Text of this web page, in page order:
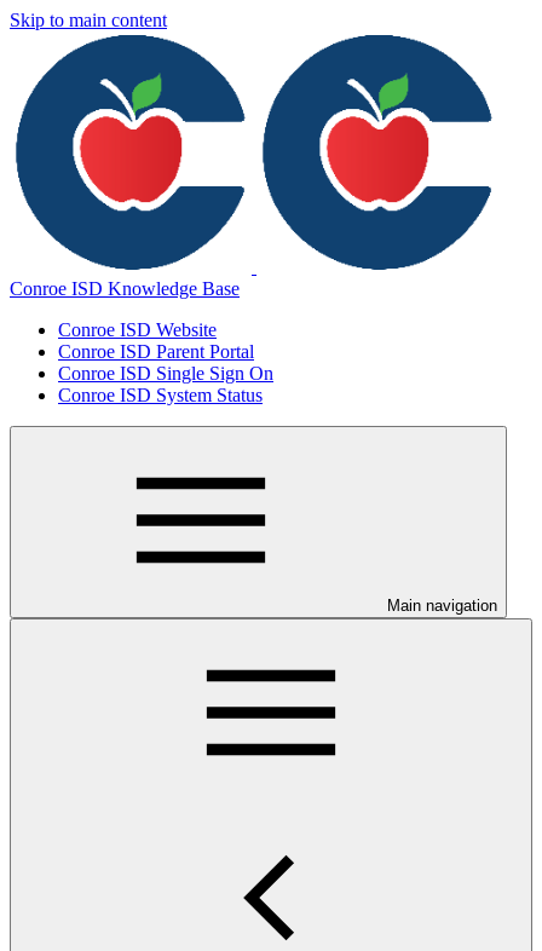
Skip to main content
Conroe ISD Knowledge Base
Conroe ISD Website
Conroe ISD Parent Portal
Conroe ISD Single Sign On
Conroe ISD System Status
Main navigation